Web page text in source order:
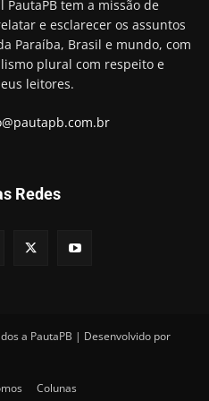
projeto que permitia bancos
de clientes
Panta deixa crianças e
em creche
PautaPB tem a missão de
e esclarecer os assuntos
Paraíba, Brasil e mundo, com
plural com respeito e
leitores.
Redes
a PautaPB | Desenvolvido por
Colunas